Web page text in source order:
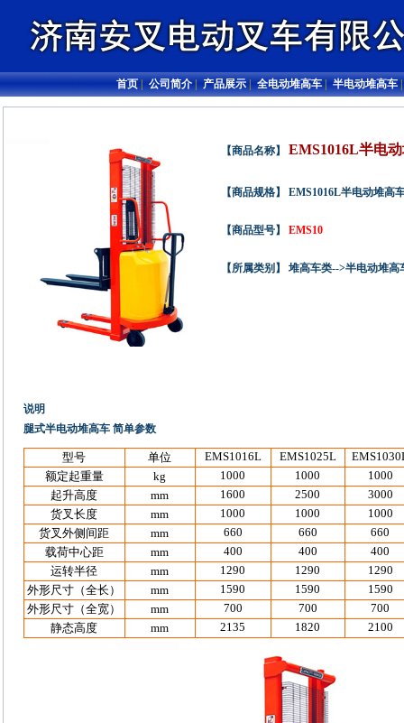
首页 公司简介 产品展示 全电动堆高车 半电动堆高车
【商品名称】 EMS1016L半电
【商品规格】 EMS1016L半电动堆高
【商品型号】 EMS10
【所属类别】 堆高车类-->半电动堆高
说明
腿式半电动堆高车 简单参数
型号 单位 EMS1016L EMS1025L
额定起重量
kg 1000 1000
1000
起升高度
mm 1600 2500
3000
货叉长度
mm 1000 1000
1000
货叉外侧间距
mm 660 660
660
载荷中心距
mm 400 400
400
运转半径
mm 1290 1290
1290
外形尺寸（全长）
mm 1590 1590
1590
外形尺寸（全宽）
mm 700 700
700
静态高度
mm 2135 1820 2100